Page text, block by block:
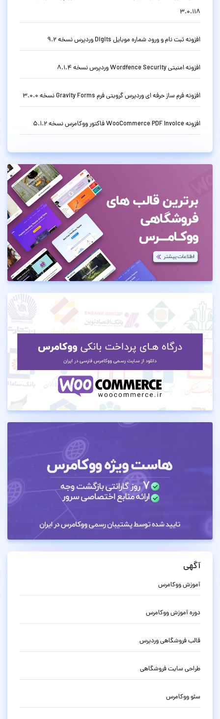
3.0.118
افزونه ثبت نام و ورود شماره موبایل Digits وردپرس نسخه 9.2
افزونه امنیتی Wordfence Security وردپرس نسخه 8.1.4
افزونه فرم ساز حرفه ای وردپرس گرویتی فرم Gravity Forms نسخه 3.0.0
افزونه WooCommerce PDF Invoice فاکتور ووکامرس نسخه 5.1.2
آگهی
آموزش ووکامرس
دوره آموزش ووکامرس
قالب فروشگاهی وردپرس
طراحی سایت فروشگاهی
سئو ووکامرس